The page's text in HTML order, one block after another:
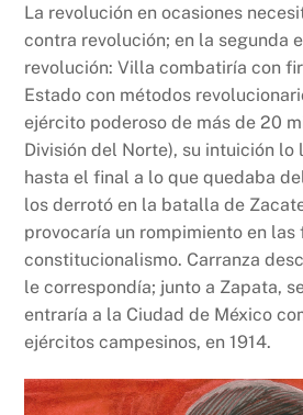
La revolución en ocasiones
contra revolución; en la segunda
revolución: Villa combatiría con
Estado con métodos
ejército poderoso de más de 20
División del Norte), su intuición
hasta el final a lo que quedaba
los derrotó en la batalla de
provocaría un rompimiento en las
constitucionalismo. Carranza
le correspondía; junto a Zapata,
entraría a la Ciudad de México
ejércitos campesinos, en 1914.